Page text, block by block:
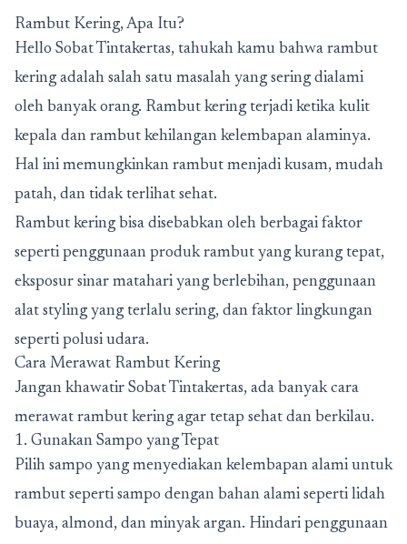
Rambut Kering, Apa Itu?
Hello Sobat Tintakertas, tahukah kamu bahwa rambut
kering adalah salah satu masalah yang sering dialami
oleh banyak orang. Rambut kering terjadi ketika kulit
kepala dan rambut kehilangan kelembapan alaminya.
Hal ini memungkinkan rambut menjadi kusam, mudah
patah, dan tidak terlihat sehat.
Rambut kering bisa disebabkan oleh berbagai faktor
seperti penggunaan produk rambut yang kurang tepat,
eksposur sinar matahari yang berlebihan, penggunaan
alat styling yang terlalu sering, dan faktor lingkungan
seperti polusi udara.
Cara Merawat Rambut Kering
Jangan khawatir Sobat Tintakertas, ada banyak cara
merawat rambut kering agar tetap sehat dan berkilau.
1. Gunakan Sampo yang Tepat
Pilih sampo yang menyediakan kelembapan alami untuk
rambut seperti sampo dengan bahan alami seperti lidah
buaya, almond, dan minyak argan. Hindari penggunaan